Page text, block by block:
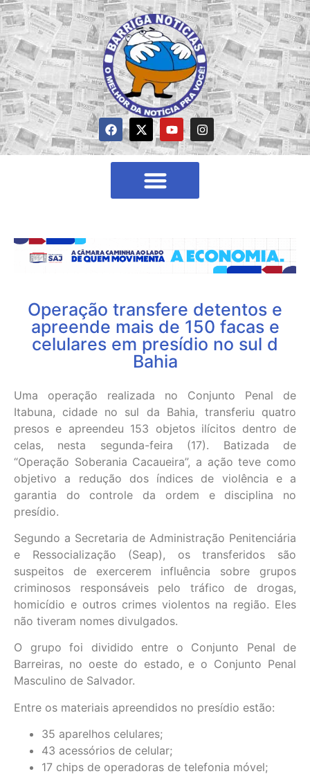
Operação transfere detentos e
apreende mais de 150 facas e
celulares em presídio no sul d
Bahia
Uma operação realizada no Conjunto Penal de
Itabuna, cidade no sul da Bahia, transferiu quatro
presos e apreendeu 153 objetos ilícitos dentro de
celas, nesta segunda-feira (17). Batizada de
“Operação Soberania Cacaueira”, a ação teve como
objetivo a redução dos índices de violência e a
garantia do controle da ordem e disciplina no
presídio.
Segundo a Secretaria de Administração Penitenciária
e Ressocialização (Seap), os transferidos são
suspeitos de exercerem influência sobre grupos
criminosos responsáveis pelo tráfico de drogas,
homicídio e outros crimes violentos na região. Eles
não tiveram nomes divulgados.
O grupo foi dividido entre o Conjunto Penal de
Barreiras, no oeste do estado, e o Conjunto Penal
Masculino de Salvador.
Entre os materiais apreendidos no presídio estão:
35 aparelhos celulares;
43 acessórios de celular;
17 chips de operadoras de telefonia móvel;